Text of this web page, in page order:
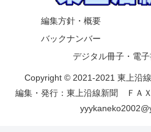
編集方針・概要
バックナンバー
デジタル冊子・電
Copyright © 2021-2021 東上沿
編集・発行：東上沿線新聞 ＦＡ